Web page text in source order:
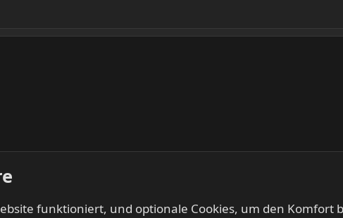
funktioniert, und optionale Cookies, um den Komfort